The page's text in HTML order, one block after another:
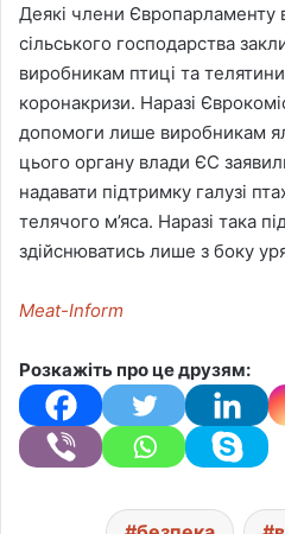
Деякі члени Європарламенту
сільського господарства
виробникам птиці та
коронакризи. Наразі
допомоги лише виробникам
цього органу влади ЄС
надавати підтримку галузі
телячого м’яса. Наразі така
здійснюватись лише з боку
Meat-Inform
Розкажіть про це друзям: